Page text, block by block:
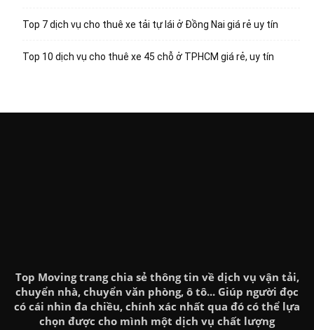
Top 7 dịch vụ cho thuê xe tải tự lái ở Đồng Nai giá rẻ uy tín
Top 10 dịch vụ cho thuê xe 45 chỗ ở TPHCM giá rẻ, uy tín
Top Moving trang chia sẻ thông tin về dịch vụ vận tải,
chuyển nhà, chuyển văn phòng, ô tô... Giúp người đọc
có cái nhìn đa chiều, chính xác nhất qua đó có thể lựa
chọn được cho mình một dịch vụ chất lượng